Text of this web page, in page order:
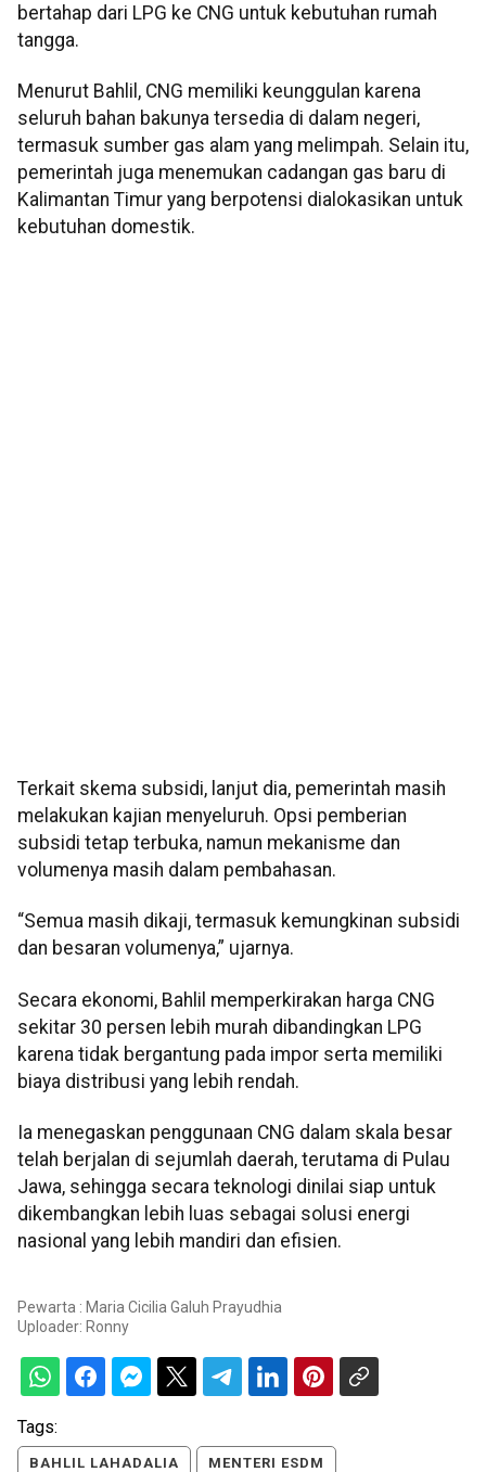
bertahap dari LPG ke CNG untuk kebutuhan rumah
tangga.
Menurut Bahlil, CNG memiliki keunggulan karena
seluruh bahan bakunya tersedia di dalam negeri,
termasuk sumber gas alam yang melimpah. Selain itu,
pemerintah juga menemukan cadangan gas baru di
Kalimantan Timur yang berpotensi dialokasikan untuk
kebutuhan domestik.
Terkait skema subsidi, lanjut dia, pemerintah masih
melakukan kajian menyeluruh. Opsi pemberian
subsidi tetap terbuka, namun mekanisme dan
volumenya masih dalam pembahasan.
“Semua masih dikaji, termasuk kemungkinan subsidi
dan besaran volumenya,” ujarnya.
Secara ekonomi, Bahlil memperkirakan harga CNG
sekitar 30 persen lebih murah dibandingkan LPG
karena tidak bergantung pada impor serta memiliki
biaya distribusi yang lebih rendah.
Ia menegaskan penggunaan CNG dalam skala besar
telah berjalan di sejumlah daerah, terutama di Pulau
Jawa, sehingga secara teknologi dinilai siap untuk
dikembangkan lebih luas sebagai solusi energi
nasional yang lebih mandiri dan efisien.
Pewarta : Maria Cicilia Galuh Prayudhia
Uploader: Ronny
Tags:
BAHLIL LAHADALIA MENTERI ESDM